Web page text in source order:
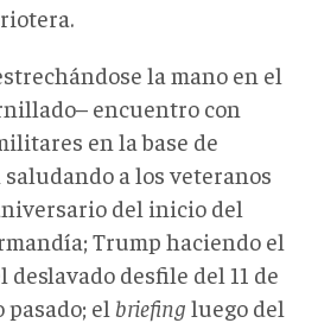
la mano en el
encuentro con
en la base de
a los veteranos
del inicio del
Trump haciendo el
desfile del 11 de
el briefing luego del